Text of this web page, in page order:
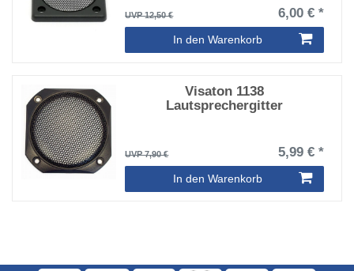
UVP 12,50 € 6,00 € *
In den Warenkorb
Visaton 1138
Lautsprechergitter
UVP 7,90 € 5,99 € *
In den Warenkorb